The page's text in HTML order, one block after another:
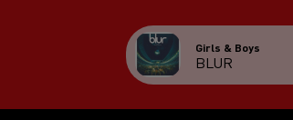
Girls & Boys
BLUR